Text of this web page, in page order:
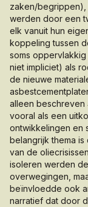
zaken/begrippen),
werden door een
elk vanuit hun
koppeling tussen
soms oppervlakkig
niet impliciet) als
de nieuwe
alleen beschreven
vooral als een
ontwikkelingen en
belangrijk thema
van de
isoleren werden
overwegingen,
beïnvloedde ook
narratief dat door